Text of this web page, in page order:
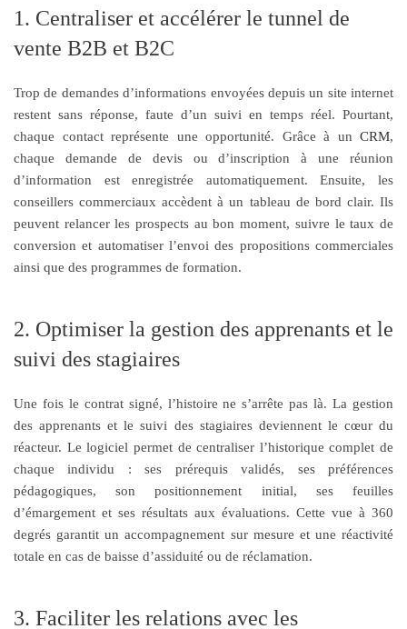
1. Centraliser et accélérer le tunnel de
vente B2B et B2C
Trop de demandes d’informations envoyées depuis un site internet
restent sans réponse, faute d’un suivi en temps réel. Pourtant,
chaque contact représente une opportunité. Grâce à un CRM,
chaque demande de devis ou d’inscription à une réunion
d’information est enregistrée automatiquement. Ensuite, les
conseillers commerciaux accèdent à un tableau de bord clair. Ils
peuvent relancer les prospects au bon moment, suivre le taux de
conversion et automatiser l’envoi des propositions commerciales
ainsi que des programmes de formation.
2. Optimiser la gestion des apprenants et le
suivi des stagiaires
Une fois le contrat signé, l’histoire ne s’arrête pas là. La gestion
des apprenants et le suivi des stagiaires deviennent le cœur du
réacteur. Le logiciel permet de centraliser l’historique complet de
chaque individu : ses prérequis validés, ses préférences
pédagogiques, son positionnement initial, ses feuilles
d’émargement et ses résultats aux évaluations. Cette vue à 360
degrés garantit un accompagnement sur mesure et une réactivité
totale en cas de baisse d’assiduité ou de réclamation.
3. Faciliter les relations avec les